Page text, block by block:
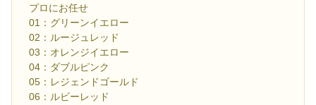
プロにお任せ
01：グリーンイエロー
02：ルージュレッド
03：オレンジイエロー
04：ダブルピンク
05：レジェンドゴールド
06：ルビーレッド